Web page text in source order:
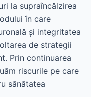
la supraîncălzirea
în care
și integritatea
de strategii
Prin continuarea
riscurile pe care
sănătatea